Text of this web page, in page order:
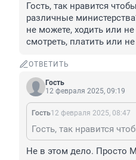
Гость, так нравится
различные
не можете, ходить или
смотреть, платить или
ОТВЕТИТЬ
Гость
12 февраля 2025, 09:19
Гость12 февраля 2025, 08:47
Не в этом дело. Просто